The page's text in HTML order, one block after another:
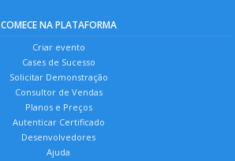
COMECE NA PLATAFORMA
Criar evento
Cases de Sucesso
Solicitar Demonstração
Consultor de Vendas
Planos e Preços
Autenticar Certificado
Desenvolvedores
Ajuda